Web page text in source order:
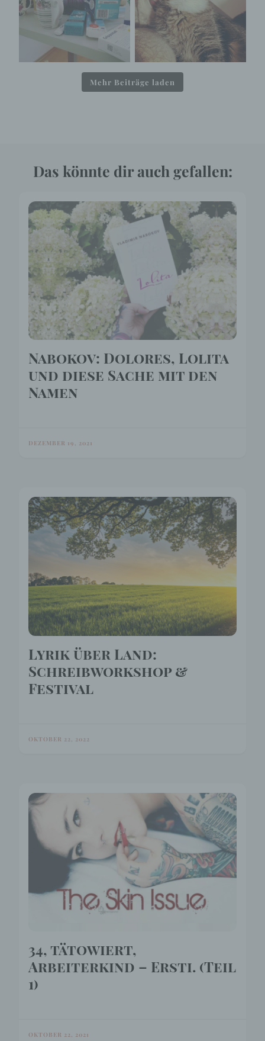
Mehr Beiträge laden
Das könnte dir auch gefallen:
Nabokov: Dolores, Lolita
und diese Sache mit den
Namen
DEZEMBER 19, 2021
Lyrik über Land:
Schreibworkshop &
Festival
OKTOBER 22, 2022
34, tätowiert,
Arbeiterkind – Ersti. (Teil
1)
OKTOBER 22, 2021